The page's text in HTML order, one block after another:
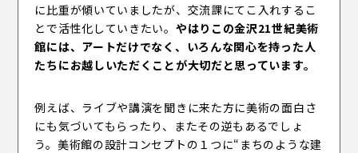
に比重が傾いていましたが、交流課にてこ入れするこ
とで活性化していきたい。 やはりこの金沢21世紀美術
館には、アートだけでなく、いろんな関心を持った人
たちにお越しいただくことが大切だと思っています。
例えば、ライブや講演を聞きに来た方に美術の面白さ
にも気づいてもらったり、またその逆もあるでしょ
う。美術館の設計コンセプトの１つに“まちのような建